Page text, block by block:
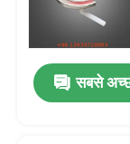
सबसे